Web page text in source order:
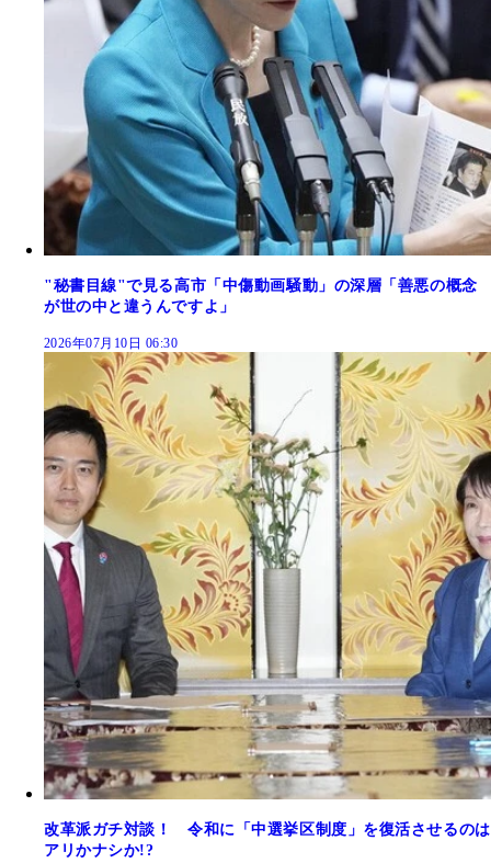
"秘書目線"で見る高市「中傷動画騒動」の深層「善悪の概念
が世の中と違うんですよ」
2026年07月10日 06:30
改革派ガチ対談！ 令和に「中選挙区制度」を復活させるのは
アリかナシか!?